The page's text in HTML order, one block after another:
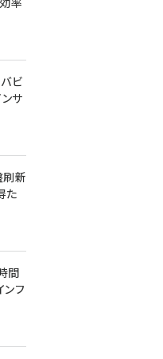
ビ
サ
刷新
た
間
フ